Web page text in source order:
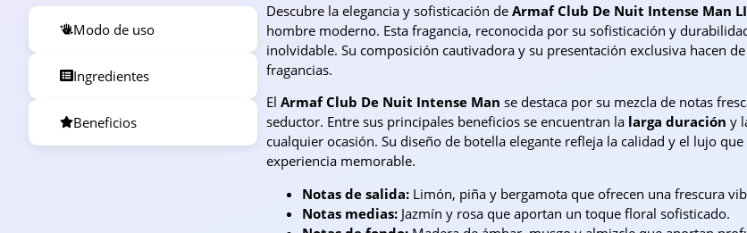
Modo de uso
Ingredientes
Beneficios
Descubre la elegancia y sofisticación de Armaf Club De Nuit Intense Man
hombre moderno. Esta fragancia, reconocida por su sofisticación y
inolvidable. Su composición cautivadora y su presentación exclusiva hacen
fragancias.
El Armaf Club De Nuit Intense Man se destaca por su mezcla de notas
seductor. Entre sus principales beneficios se encuentran la larga duración y
cualquier ocasión. Su diseño de botella elegante refleja la calidad y el lujo
experiencia memorable.
Notas de salida: Limón, piña y bergamota que ofrecen una frescura
Notas medias: Jazmín y rosa que aportan un toque floral sofisticado.